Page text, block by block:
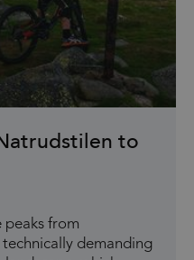
to
peaks from
demanding